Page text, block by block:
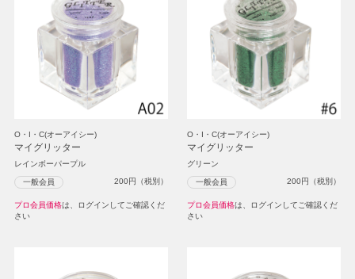
O・I・C(オーアイシー)
マイグリッター
レインボーパープル
一般会員 200円（税別）
プロ会員価格は、ログインしてご確認くだ
さい
O・I・C(オーアイシー)
マイグリッター
グリーン
一般会員 200円（税別）
プロ会員価格は、ログインしてご確認くだ
さい